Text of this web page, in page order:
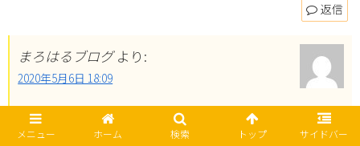
返信
まろはるブログ より:
2020年5月6日 18:09
はじめまして。コメントありがとうございます。
動画もご覧いただいているようで嬉しいです。
メニュー ホーム 検索 トップ サイドバー